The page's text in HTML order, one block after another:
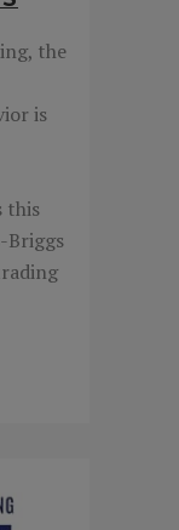
the
is
this
Briggs